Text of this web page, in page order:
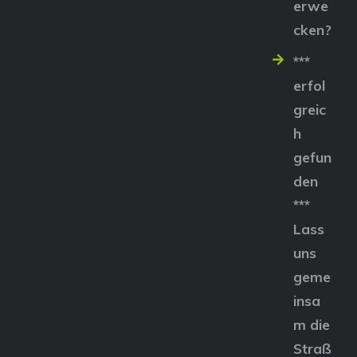
erwe
cken?
***
erfol
greic
h
gefun
den
***
Lass
uns
geme
insa
m die
Straß